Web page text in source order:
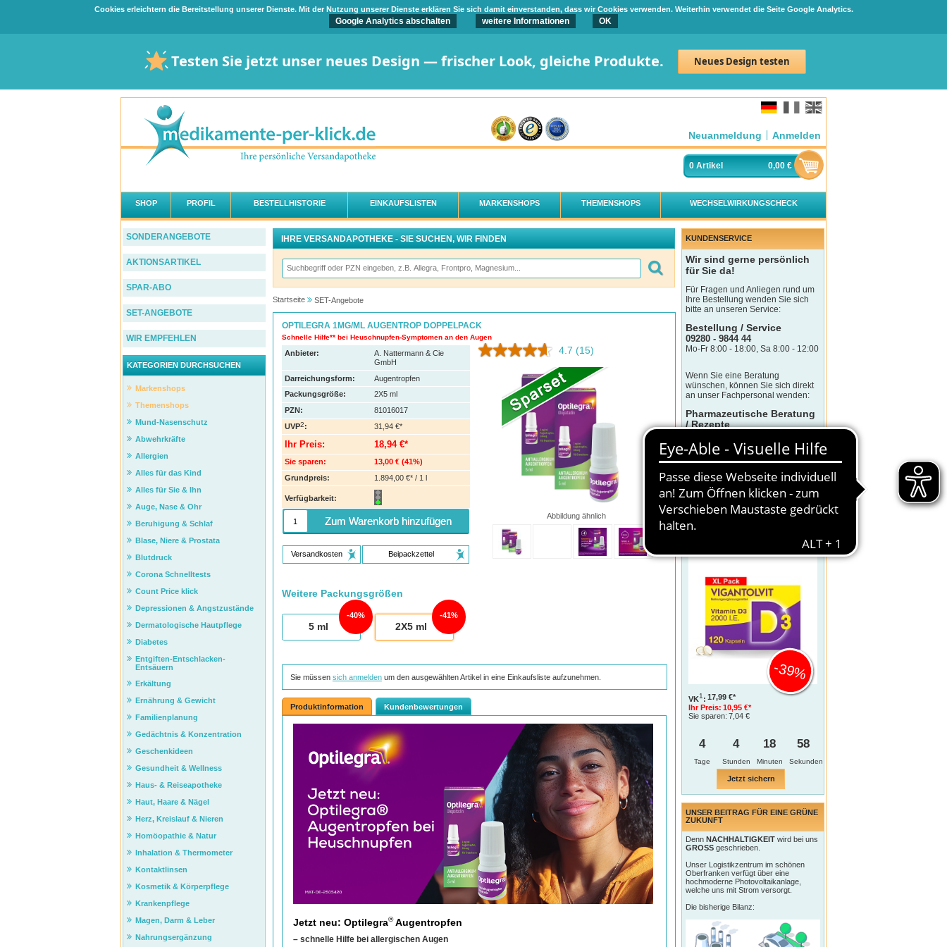
Cookies erleichtern die Bereitstellung unserer Dienste. Mit der Nutzung unserer Dienste erklären Sie sich damit einverstanden, dass wir Cookies verwenden. Weiterhin verwendet die Seite Google Analytics.
Google Analytics abschalten weitere Informationen OK
Testen Sie jetzt unser neues Design — frischer Look, gleiche Produkte. Neues Design testen
Neuanmeldung Anmelden
0 Artikel 0,00 €
SHOP PROFIL BESTELLHISTORIE EINKAUFSLISTEN MARKENSHOPS THEMENSHOPS WECHSELWIRKUNGSCHECK
IHRE VERSANDAPOTHEKE - SIE SUCHEN, WIR FINDEN
Startseite SET-Angebote
OPTILEGRA 1MG/ML AUGENTROP DOPPELPACK
Schnelle Hilfe** bei Heuschnupfen-Symptomen an den Augen
4.7 (15)
Abbildung ähnlich
Anbieter:
A. Nattermann & Cie
GmbH
Darreichungsform:
Augentropfen
Packungsgröße:
2X5 ml
PZN:
81016017
UVP2: 31,94 €*
Ihr Preis: 18,94 €*
Sie sparen: 13,00 € (41%)
Grundpreis:
1.894,00 €* / 1 l
Verfügbarkeit:
Zum Warenkorb hinzufügen
Versandkosten Beipackzettel
Weitere Packungsgrößen
5ml
40%
2X5 ml
41%
Sie müssen sich anmeldenum den ausgewählten Artikel in eine Einkaufsliste aufzunehmen.
Produktinformation Kundenbewertungen
Jetzt neu: Optilegra®Augentropfen
– schnelle Hilfe bei allergischen Augen
SONDERANGEBOTE
AKTIONSARTIKEL
SPAR-ABO
SET-ANGEBOTE
WIR EMPFEHLEN
KATEGORIEN DURCHSUCHEN
Markenshops
Themenshops
Mund-Nasenschutz
Abwehrkräfte
Allergien
Alles für das Kind
Alles für Sie & Ihn
Auge, Nase & Ohr
Beruhigung & Schlaf
Blase, Niere & Prostata
Blutdruck
Corona Schnelltests
Count Price klick
Depressionen & Angstzustände
Dermatologische Hautpflege
Diabetes
Entgiften-Entschlacken-
Entsäuern
Erkältung
Ernährung & Gewicht
Familienplanung
Gedächtnis & Konzentration
Geschenkideen
Gesundheit & Wellness
Haus- & Reiseapotheke
Haut, Haare & Nägel
Herz, Kreislauf & Nieren
Homöopathie & Natur
Inhalation & Thermometer
Kontaktlinsen
Kosmetik & Körperpflege
Krankenpflege
Magen, Darm & Leber
Nahrungsergänzung
KUNDENSERVICE
Wir sind gerne persönlich
für Sie da!
Für Fragen und Anliegen rund um
Ihre Bestellung wenden Sie sich
bitte an unseren Service:
Bestellung / Service
09280 - 9844 44
Mo-Fr 8:00 - 18:00, Sa 8:00 - 12:00
Wenn Sie eine Beratung
wünschen, können Sie sich direkt
an unser Fachpersonal wenden:
Pharmazeutische Beratung
/ Rezepte
Mo-Fr 8:00 - 17:00
(Telefonkosten sind abhängig von
Telefonanbieter und -tarif)
KLICK DES TAGES
Weichkapseln
VK1 : 17,99 €*
Ihr Preis: 10,95 €*
Sie sparen: 7,04 €
-39%
4
Tage
4 18 57
Jetzt sichern
UNSER BEITRAG FÜR EINE GRÜNE
ZUKUNFT
DennNACHHALTIGKEIT wird bei uns
GROSS geschrieben.
Unser Logistikzentrum im schönen
Oberfranken verfügt über eine
hochmoderne Photovoltaikanlage,
welche uns mit Strom versorgt.
Die bisherige Bilanz: